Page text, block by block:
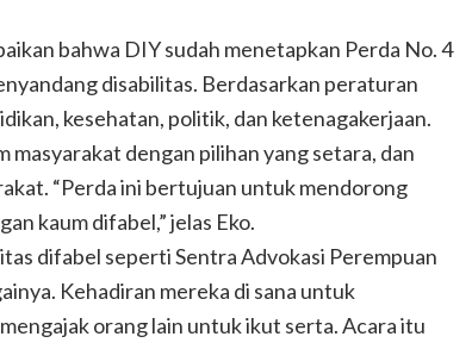
bahwa DIY sudah menetapkan Perda No. 4
disabilitas. Berdasarkan peraturan
kesehatan, politik, dan ketenagakerjaan.
masyarakat dengan pilihan yang setara, dan
“Perda ini bertujuan untuk mendorong
kaum difabel,” jelas Eko.
difabel seperti Sentra Advokasi Perempuan
Kehadiran mereka di sana untuk
orang lain untuk ikut serta. Acara itu